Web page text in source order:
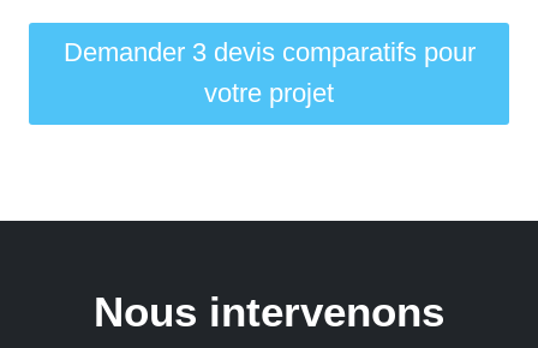
Demander 3 devis comparatifs pour
votre projet
Nous intervenons